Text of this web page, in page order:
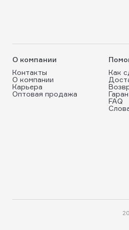
О компании
Контакты
О компании
Карьера
Оптовая продажа
Как
FAQ